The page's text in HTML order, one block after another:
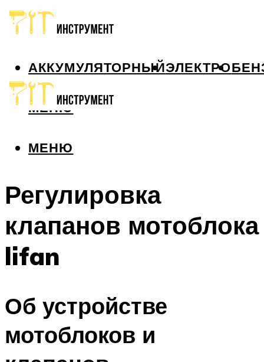
АККУМУЛЯТОРНЫЙЭЛЕКТРО
МЕНЮ
МЕНЮ
Регулировка
клапанов мотоблока
lifan
Об устройстве
мотоблоков и